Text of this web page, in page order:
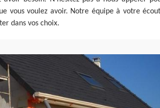
vous voulez avoir. Notre équipe à votre
dans vos choix.